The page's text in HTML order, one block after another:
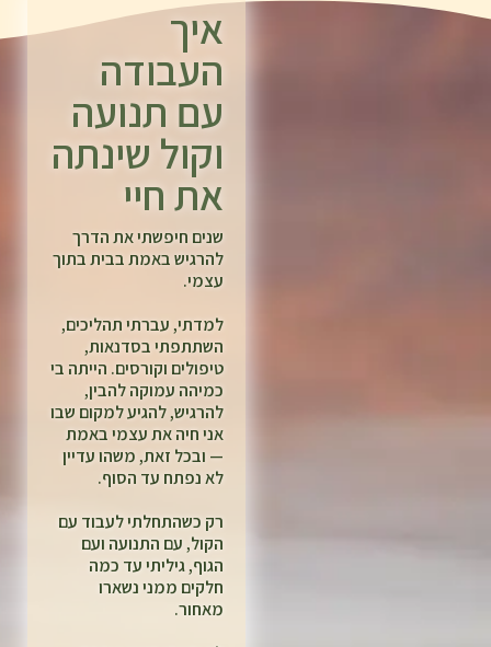
איך
העבודה
עם תנועה
וקול שינתה
את חיי
שנים חיפשתי את הדרך
להרגיש באמת בבית בתוך
עצמי.
למדתי, עברתי תהליכים,
השתתפתי בסדנאות,
טיפולים וקורסים. הייתה בי
כמיהה עמוקה להבין,
להרגיש, להגיע למקום שבו
אני חיה את עצמי באמת
— ובכל זאת, משהו עדיין
לא נפתח עד הסוף.
רק כשהתחלתי לעבוד עם
הקול, עם התנועה ועם
הגוף, גיליתי עד כמה
חלקים ממני נשארו
מאחור.